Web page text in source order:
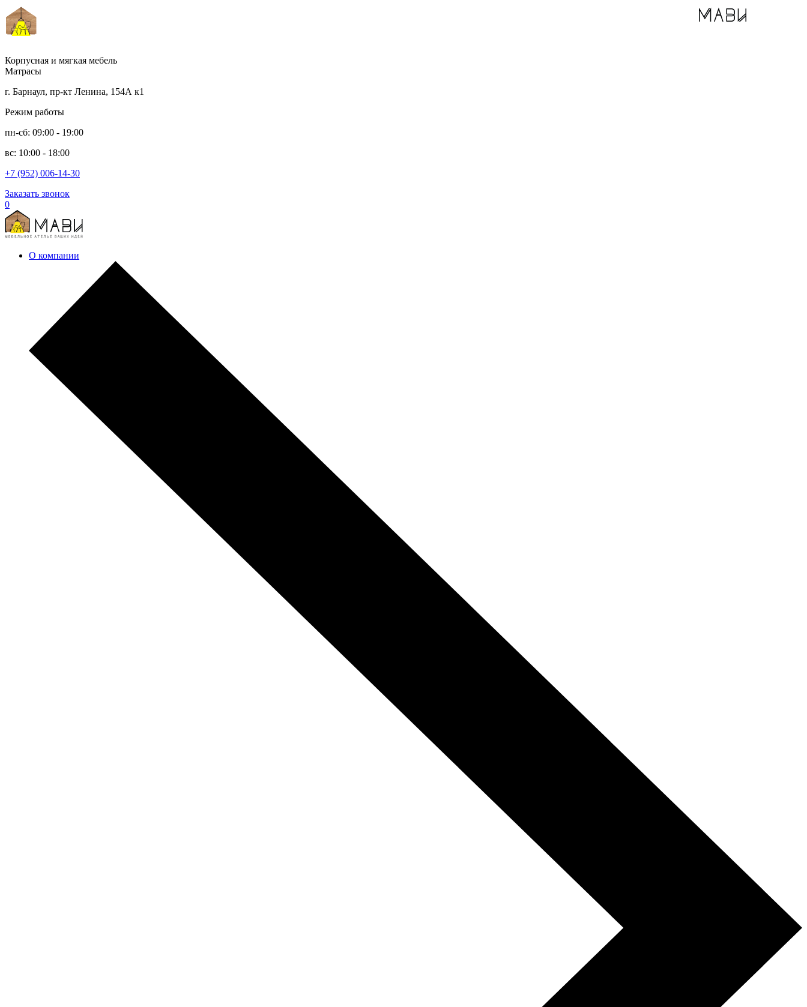
Корпусная и мягкая мебель
Матрасы
г. Барнаул, пр-кт Ленина, 154А к1
Режим работы
пн-сб: 09:00 - 19:00
вс: 10:00 - 18:00
+7 (952) 006-14-30
Заказать звонок
0
О компании